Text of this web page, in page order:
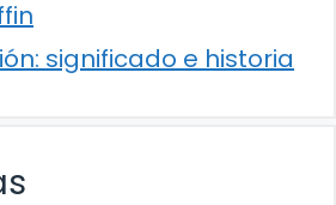
significado e historia